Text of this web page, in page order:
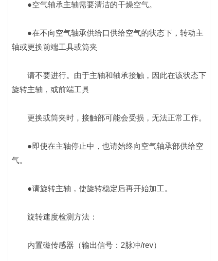
●空气轴承主轴需要清洁的干燥空气。
●在不向空气轴承供给口供给空气的状态下，转动主
轴或更换前端工具或筒夹
请不要进行。由于主轴和轴承接触，因此在该状态下
旋转主轴，或前端工具
更换或筒夹时，接触部可能会受损，无法正常工作。
●即使在主轴停止中，也请始终向空气轴承部供给空
气。
●请旋转主轴，使旋转稳定后再开始加工。
旋转速度检测方法：
内置磁传感器（输出信号：2脉冲/rev）